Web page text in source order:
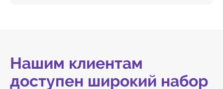
Нашим клиентам
доступен широкий набор